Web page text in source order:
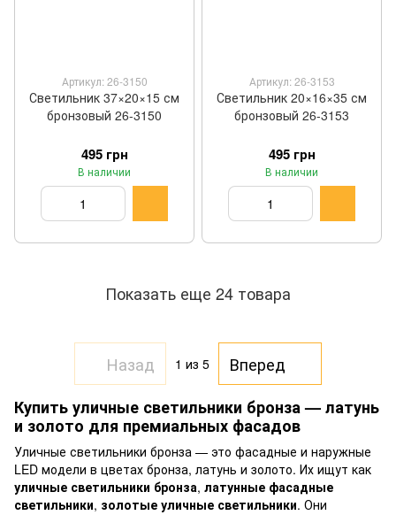
Артикул: 26-3150
Светильник 37×20×15 см
бронзовый 26-3150
495 грн
В наличии
Артикул: 26-3153
Светильник 20×16×35 см
бронзовый 26-3153
495 грн
В наличии
Показать еще 24 товара
Назад 1 из 5
Вперед
Купить уличные светильники бронза — латунь
и золото для премиальных фасадов
Уличные светильники бронза — это фасадные и наружные
LED модели в цветах бронза, латунь и золото. Их ищут как
уличные светильники бронза, латунные фасадные
светильники, золотые уличные светильники. Они